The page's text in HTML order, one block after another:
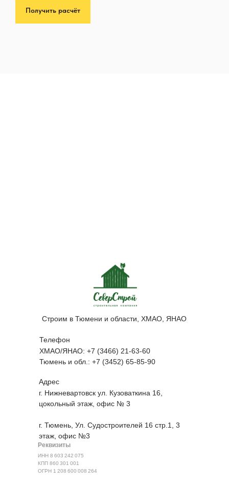
Получить расчёт
Телефон
Строим в Тюмени и области, ХМАО, ЯНАО
ХМАО/ЯНАО: +7 (3466) 21-63-60
Тюмень и обл.: +7 (3452) 65-85-90
Адрес
г. Нижневартовск ул. Кузоваткина 16,
цокольный этаж, офис № 3
г. Тюмень, ​Ул. Судостроителей 16 стр.1, 3
этаж, офис №3
Реквизиты
ИНН 8 603 242 075
КПП 860 301 001
ОГРН 1 208 600 008 264